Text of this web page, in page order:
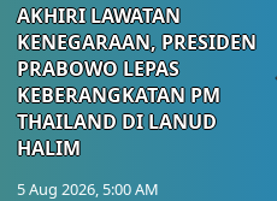
AKHIRI LAWATAN
KENEGARAAN, PRESIDEN
PRABOWO LEPAS
KEBERANGKATAN PM
THAILAND DI LANUD
HALIM
5 Aug 2026, 5:00 AM